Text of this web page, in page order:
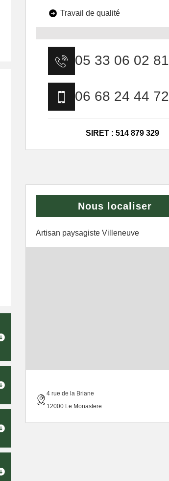
Travail de qualité
05 33 06 02 81
06 68 24 44 72
SIRET : 514 879 329
Nous localiser
Artisan paysagiste Villeneuve
4 rue de la Briane
12000 Le Monastere